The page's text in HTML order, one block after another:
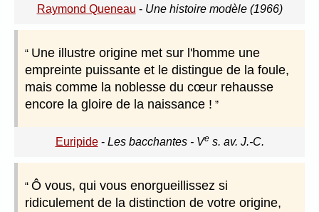
Raymond Queneau - Une histoire modèle (1966)
Une illustre origine met sur l'homme une
empreinte puissante et le distingue de la foule,
mais comme la noblesse du cœur rehausse
encore la gloire de la naissance !
Euripide- Les bacchantes - Ves. av. J.-C.
Ô vous, qui vous enorgueillissez si
ridiculement de la distinction de votre origine,